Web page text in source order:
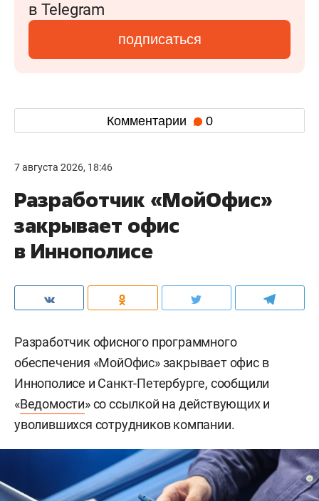
в Telegram
подписаться
Комментарии 0
7 августа 2026, 18:46
Разработчик «МойОфис»
закрывает офис
в Иннополисе
Разработчик офисного программного
обеспечения «МойОфис» закрывает офис в
Иннополисе и Санкт-Петербурге, сообщили
«Ведомости» со ссылкой на действующих и
уволившихся сотрудников компании.